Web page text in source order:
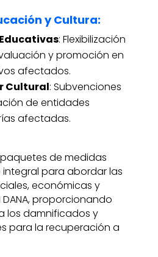
y Cultura:
: Flexibilización
y promoción en
afectados.
Cultural: Subvenciones
de entidades
afectadas.
de medidas
para abordar las
económicas y
proporcionando
los damnificados y
para la recuperación a